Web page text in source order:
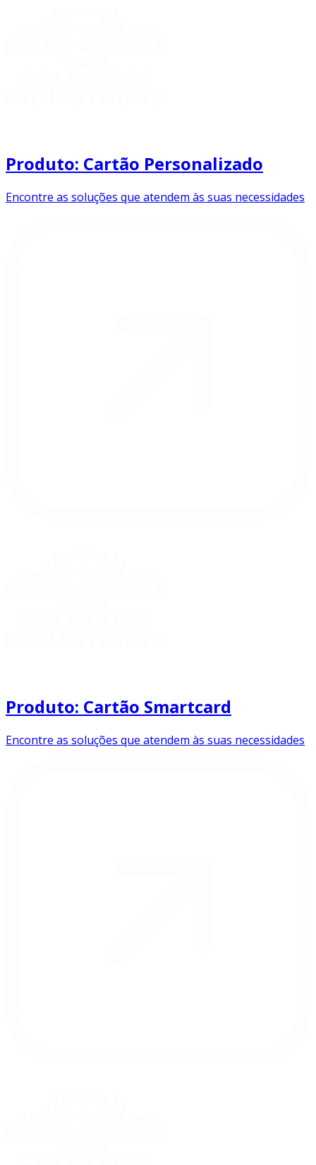
Produto: Cartão Personalizado
Encontre as soluções que atendem às suas necessidades
Produto: Cartão Smartcard
Encontre as soluções que atendem às suas necessidades